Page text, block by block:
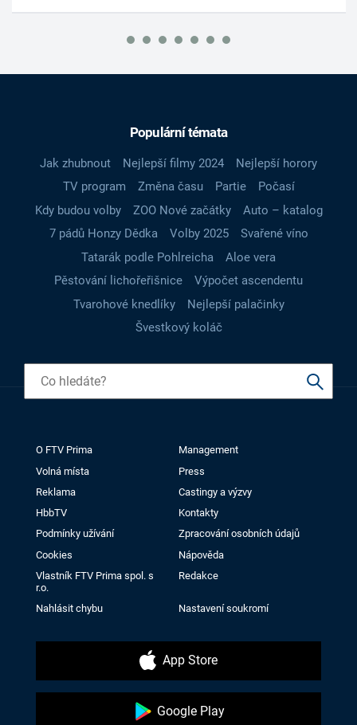
Populární témata
Jak zhubnout Nejlepší filmy 2024
Nejlepší horory
TV program
Změna času Partie
Počasí
Kdy budou volby
ZOO Nové začátky
Auto – katalog
7 pádů Honzy Dědka
Volby 2025
Svařené víno
Tatarák podle Pohlreicha
Aloe vera
Pěstování lichořeřišnice
Výpočet ascendentu
Tvarohové knedlíky
Nejlepší palačinky
Švestkový koláč
O FTV Prima
Management
Volná místa
Press
Reklama
Castingy a výzvy
HbbTV
Kontakty
Podmínky užívání
Zpracování osobních údajů
Cookies
Nápověda
Vlastník FTV Prima spol. s
r.o.
Redakce
Nahlásit chybu Nastavení soukromí
App Store
Google Play